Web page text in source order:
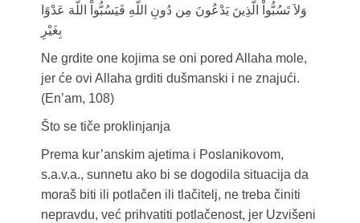
وَلاَ تَسُبُّواْ الَّذِينَ يَدْعُونَ مِن دُونِ اللّهِ فَيَسُبُّواْ اللّهَ عَدْوًا
بِغَيْرِ
Ne grdite one kojima se oni pored Allaha mole,
jer će ovi Allaha grditi dušmanski i ne znajući.
(En’am, 108)
Što se tiče proklinjanja
Prema kur’anskim ajetima i Poslanikovom,
s.a.v.a., sunnetu ako bi se dogodila situacija da
moraš biti ili potlačen ili tlačitelj, ne treba činiti
nepravdu, već prihvatiti potlačenost, jer Uzvišeni